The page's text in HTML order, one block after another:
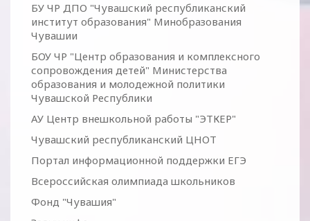
БУ ЧР ДПО "Чувашский республиканский
институт образования" Минобразования
Чувашии
БОУ ЧР "Центр образования и комплексного
сопровождения детей" Министерства
образования и молодежной политики
Чувашской Республики
АУ Центр внешкольной работы "ЭТКЕР"
Чувашский республиканский ЦНОТ
Портал информационной поддержки ЕГЭ
Всероссийская олимпиада школьников
Фонд "Чувашия"